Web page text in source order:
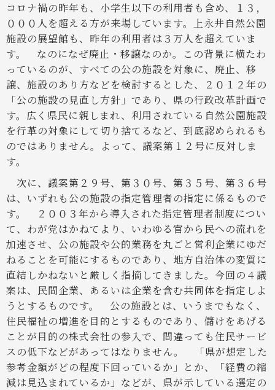
コロナ禍の昨年も、小学生以下の利用者も含め、１３，
０００人を超える方が来場しています。上永井自然公園
施設の展望館も、昨年の利用者は３万人を超えていま
す。
なのになぜ廃止・移譲なのか。この背景に横たわ
っているのが、すべての公の施設を対象に、廃止、移
譲、施設のあり方などを検討するとした、２０１２年の
「公の施設の見直し方針」であり、県の行政改革計画で
す。広く県民に親しまれ、利用されている自然公園施設
を行革の対象にして切り捨てるなど、到底認められるも
のではありません。よって、議案第１２号に反対しま
す。
次に、議案第２９号、第３０号、第３５号、第３６号
は、いずれも公の施設の指定管理者の指定に係るもので
す。
２００３年から導入された指定管理者制度につい
て、わが党はかねてより、いわゆる官から民への流れを
加速させ、公の施設や公的業務を丸ごと営利企業にゆだ
ねることを可能にするものであり、地方自治体の変質に
直結しかねないと厳しく指摘してきました。今回の４議
案は、民間企業、あるいは企業を含む共同体を指定しよ
うとするものです。
公の施設とは、いうまでもなく、
住民福祉の増進を目的とするものであり、儲けをあげる
ことが目的の株式会社の参入で、間違っても住民サービ
スの低下などがあってはなりません。
「県が想定した
参考金額がどの程度下回っているか」とか、「経費の縮
減は見込まれているか」などが、県が示している選定の